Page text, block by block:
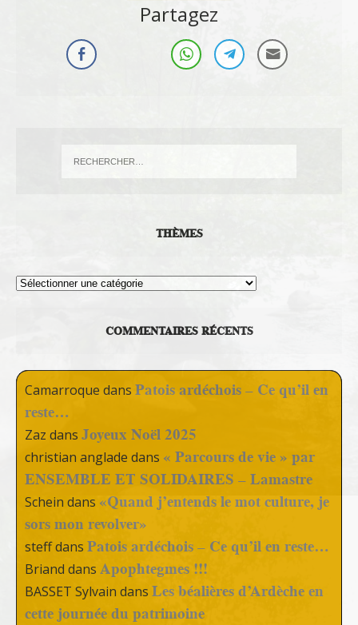
Partagez
THÈMES
Thèmes
COMMENTAIRES RÉCENTS
Camarroque dans Patois ardéchois – Ce qu’il en
reste…
Zaz dans Joyeux Noël 2025
christian anglade dans « Parcours de vie » par
ENSEMBLE ET SOLIDAIRES – Lamastre
Schein dans «Quand j’entends le mot culture, je
sors mon revolver»
steffdans Patois ardéchois – Ce qu’il en reste…
Briand dans Apophtegmes !!!
BASSET Sylvain dans Les béalières d’Ardèche en
cette journée du patrimoine